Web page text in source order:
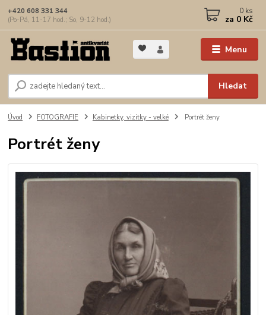
Menu
Hledat
+420 608 331 344
(Po-Pá, 11-17 hod.; So, 9-12 hod.)
0 ks
za 0 Kč
Úvod FOTOGRAFIE Kabinetky, vizitky - velké Portrét ženy
Portrét ženy